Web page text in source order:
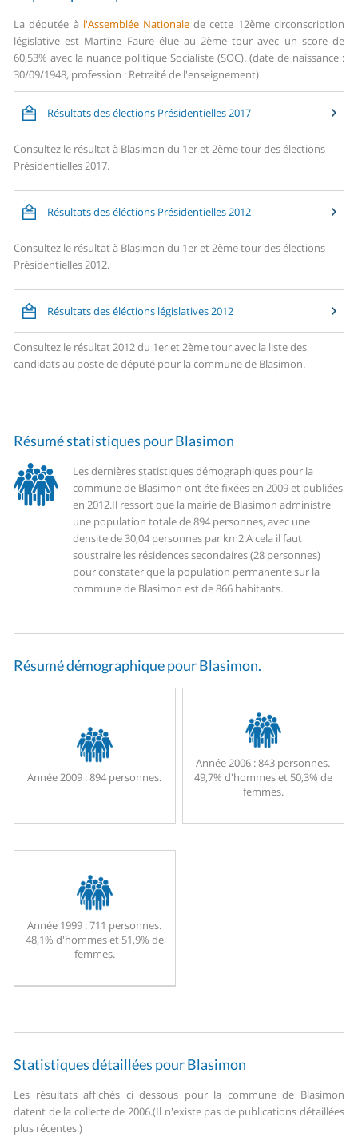
La députée à l'Assemblée Nationale de cette 12ème circonscription
législative est Martine Faure élue au 2ème tour avec un score de
60,53% avec la nuance politique Socialiste (SOC). (date de naissance :
30/09/1948, profession : Retraité de l'enseignement)
Résultats des élections Présidentielles 2017
Consultez le résultat à Blasimon du 1er et 2ème tour des élections
Présidentielles 2017.
Résultats des éléctions Présidentielles 2012
Consultez le résultat à Blasimon du 1er et 2ème tour des élections
Présidentielles 2012.
Résultats des éléctions législatives 2012
Consultez le résultat 2012 du 1er et 2ème tour avec la liste des
candidats au poste de député pour la commune de Blasimon.
Résumé statistiques pour Blasimon
Les dernières statistiques démographiques pour la
commune de Blasimon ont été fixées en 2009 et publiées
en 2012.Il ressort que la mairie de Blasimon administre
une population totale de 894 personnes, avec une
densite de 30,04 personnes par km2.A cela il faut
soustraire les résidences secondaires (28 personnes)
pour constater que la population permanente sur la
commune de Blasimon est de 866 habitants.
Résumé démographique pour Blasimon.
Année 2009 :894 personnes.
Année 2006 :843 personnes.
49,7% d'hommes et 50,3% de
femmes.
Année 1999 :711 personnes.
48,1% d'hommes et 51,9% de
femmes.
Statistiques détaillées pour Blasimon
Les résultats affichés ci dessous pour la commune de Blasimon
datent de la collecte de 2006.(Il n'existe pas de publications détaillées
plus récentes.)